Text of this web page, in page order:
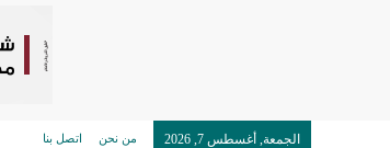
الجمعة, أغسطس 7, 2026 من نحن اتصل بنا